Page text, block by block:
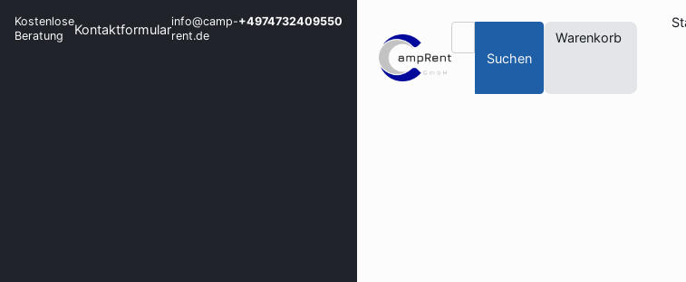
Kostenlose
Beratung
Kontaktformularinfo@camp-
rent.de
+4974732409550
Suchen
Warenkorb